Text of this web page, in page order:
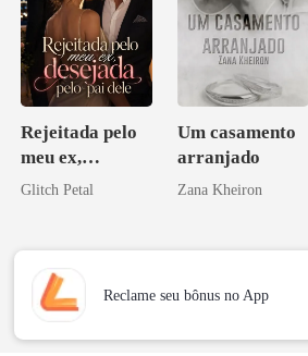
Rejeitada pelo
meu ex,
desejada pelo
Glitch Petal
Um casamento
arranjado
Zana Kheiron
Reclame seu bônus no App